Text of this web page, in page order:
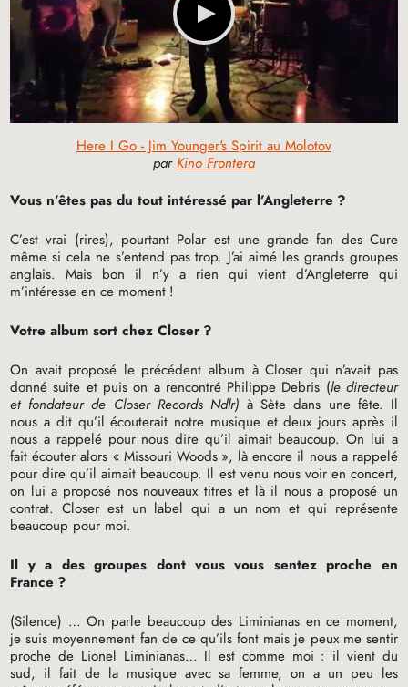
Here I Go - Jim Younger's Spirit au Molotov
parKino Frontera
Vous n’êtes pas du tout intéressé par l’Angleterre ?
C’est vrai (rires), pourtant Polar est une grande fan des Cure
même si cela ne s’entend pas trop. J’ai aimé les grands groupes
anglais. Mais bon il n’y a rien qui vient d’Angleterre qui
m’intéresse en ce moment !
Votre album sort chez Closer ?
On avait proposé le précédent album à Closer qui n’avait pas
donné suite et puis on a rencontré Philippe Debris (le directeur
et fondateur de Closer Records Ndlr)à Sète dans une fête. Il
nous a dit qu’il écouterait notre musique et deux jours après il
nous a rappelé pour nous dire qu’il aimait beaucoup. On lui a
fait écouter alors « Missouri Woods », là encore il nous a rappelé
pour dire qu’il aimait beaucoup. Il est venu nous voir en concert,
on lui a proposé nos nouveaux titres et là il nous a proposé un
contrat. Closer est un label qui a un nom et qui représente
beaucoup pour moi.
Il y a des groupes dont vous vous sentez proche en
France ?
(Silence) … On parle beaucoup des Liminianas en ce moment,
je suis moyennement fan de ce qu’ils font mais je peux me sentir
proche de Lionel Liminianas… Il est comme moi : il vient du
sud, il fait de la musique avec sa femme, on a un peu les